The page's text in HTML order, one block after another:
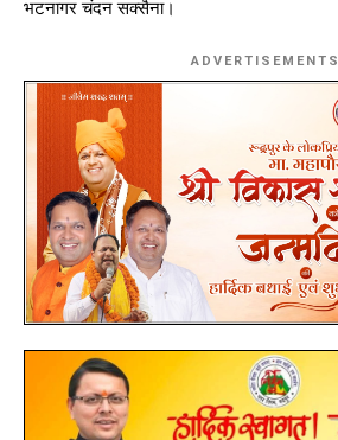
भटनागर चंदन सक्सैना।
ADVERTISEMENTS